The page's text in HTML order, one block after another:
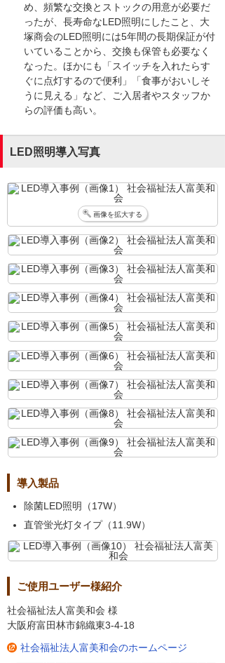
め、頻繁な交換とストックの用意が必要だ
ったが、長寿命なLED照明にしたこと、大
塚商会のLED照明には5年間の長期保証が付
いていることから、交換も保管も必要なく
なった。ほかにも「スイッチを入れたらす
ぐに点灯するので便利」「食事がおいしそ
うに見える」など、ご入居者やスタッフか
らの評価も高い。
LED照明導入写真
画像を拡大する
導入製品
除菌LED照明（17W）
直管蛍光灯タイプ（11.9W）
ご使用ユーザー様紹介
社会福祉法人富美和会 様
大阪府富田林市錦織東3-4-18
社会福祉法人富美和会のホームページ